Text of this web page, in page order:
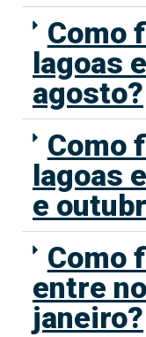
Como
lagoas
agosto?
Como
lagoas
e
Como
entre
janeiro?